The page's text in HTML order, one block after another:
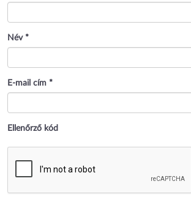
Név *
E-mail cím *
Ellenőrző kód